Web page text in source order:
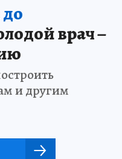
врач –
и другим